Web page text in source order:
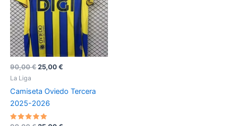
90,00€El
era:
90,00 €.
25,00€
es:
La Liga
Camiseta Oviedo Tercera
2025-2026